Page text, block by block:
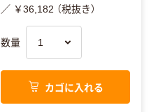
／ ￥36,182 （税抜き）
数量
カゴに入れる